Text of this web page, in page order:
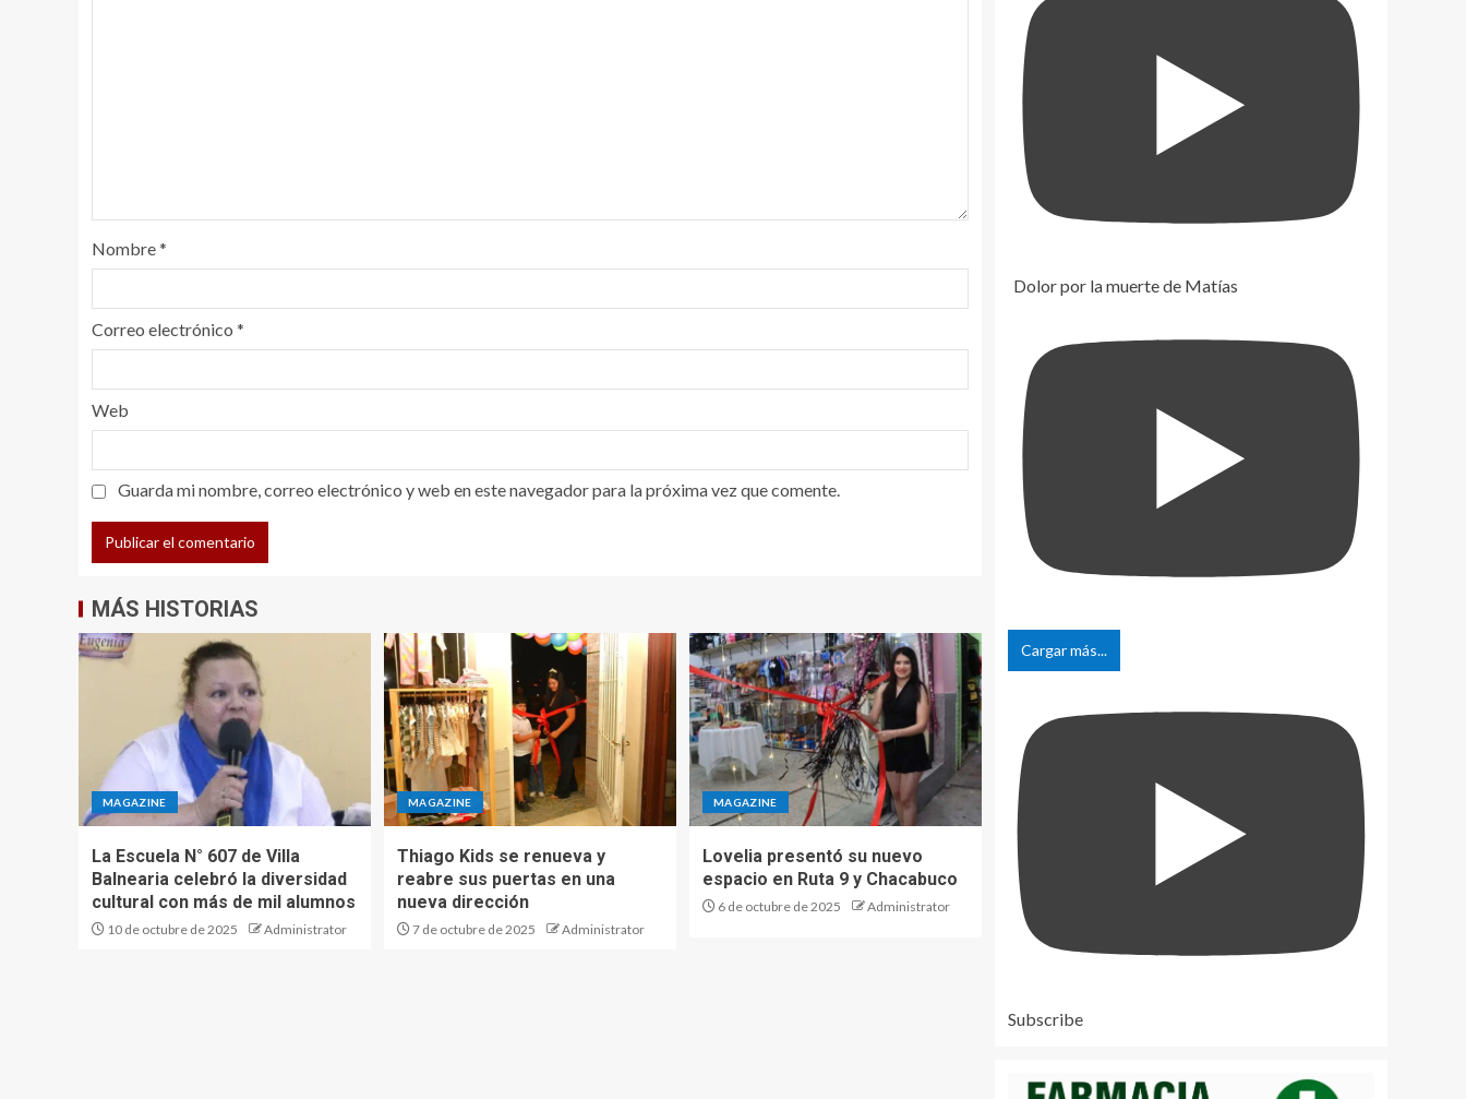
Nombre*
Correo electrónico *
Web
Guarda mi nombre, correo electrónico y web en este navegador para la próxima vez que comente.
MÁS HISTORIAS
MAGAZINE
La Escuela N° 607 de Villa
Balnearia celebró la diversidad
cultural con más de mil alumnos
10 de octubre de 2025 Administrator
MAGAZINE
Thiago Kids se renueva y
reabre sus puertas en una
nueva dirección
7 de octubre de 2025 Administrator
MAGAZINE
Lovelia presentó su nuevo
espacio en Ruta 9 y Chacabuco
6 de octubre de 2025 Administrator
Dolor por la muerte de Matías
Cargar más...
Subscribe